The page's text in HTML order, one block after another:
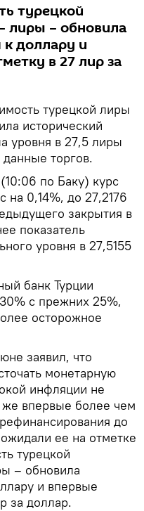
турецкой
лиры – обновила
доллару и
в 27 лир за
турецкой лиры
исторический
уровня в 27,5 лиры
торгов.
по Баку) курс
на 0,14%, до 27,2176
закрытия в
показатель
уровня в 27,5155
банк Турции
с прежних 25%,
осторожное
заявил, что
монетарную
инфляции не
же впервые более чем
до
ее на отметке
турецкой
– обновила
и впервые
за доллар.